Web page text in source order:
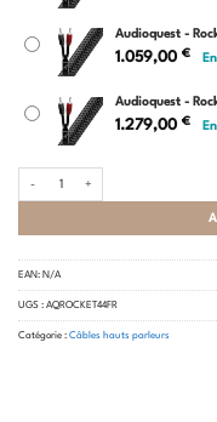
Audioquest -
1.059,00 €
Audioquest -
1.279,00 €
EAN: N/A
UGS : AQROCKET44FR
Catégorie : Câbles hauts parleurs